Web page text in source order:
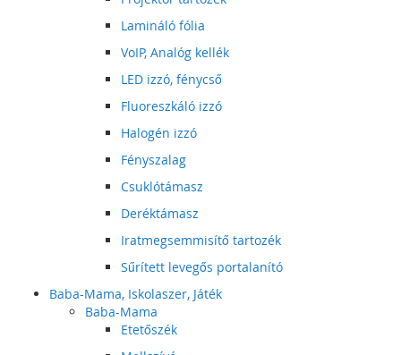
Lamináló fólia
VoIP, Analóg kellék
LED izzó, fénycső
Fluoreszkáló izzó
Halogén izzó
Fényszalag
Csuklótámasz
Deréktámasz
Iratmegsemmisítő tartozék
Sűrített levegős portalanító
Baba-Mama, Iskolaszer, Játék
Baba-Mama
Etetőszék